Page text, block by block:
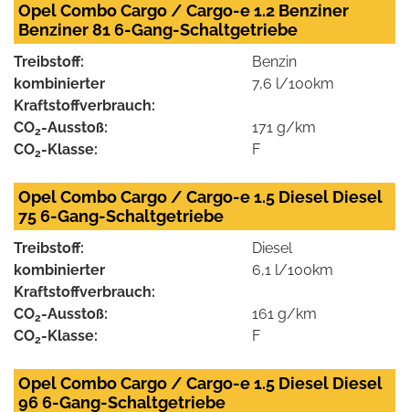
Opel Combo Cargo / Cargo-e 1.2 Benziner
Benziner 81 6-Gang-Schaltgetriebe
Treibstoff:
Benzin
kombinierter
Kraftstoffverbrauch:
7,6 l/100km
CO2-Ausstoß:
171 g/km
CO2-Klasse: F
Opel Combo Cargo / Cargo-e 1.5 Diesel Diesel
75 6-Gang-Schaltgetriebe
Treibstoff:
Diesel
kombinierter
Kraftstoffverbrauch:
6,1 l/100km
CO2-Ausstoß:
161 g/km
CO2-Klasse: F
Opel Combo Cargo / Cargo-e 1.5 Diesel Diesel
96 6-Gang-Schaltgetriebe